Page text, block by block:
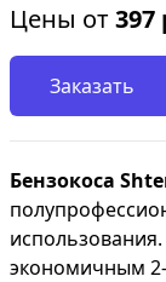
Цены от397
Заказать
Бензокоса
экономичным